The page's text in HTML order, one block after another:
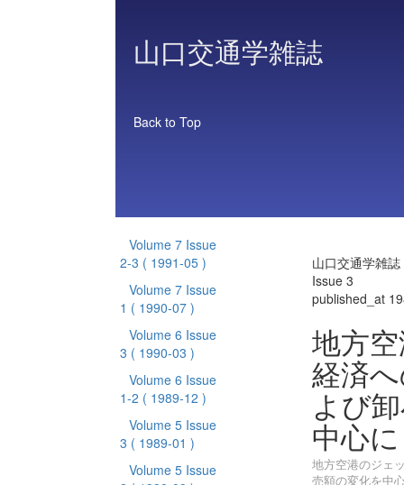
山口交通学雑誌
Back to Top
Volume 7 Issue
2-3 ( 1991-05 )
Volume 7 Issue
1 ( 1990-07 )
Volume 6 Issue
3 ( 1990-03 )
Volume 6 Issue
1-2 ( 1989-12 )
Volume 5 Issue
3 ( 1989-01 )
Volume 5 Issue
山口交通学雑
Issue 3
published_at
地方
経済
よび
中心に
地方空港のジェ
売額の変化を中